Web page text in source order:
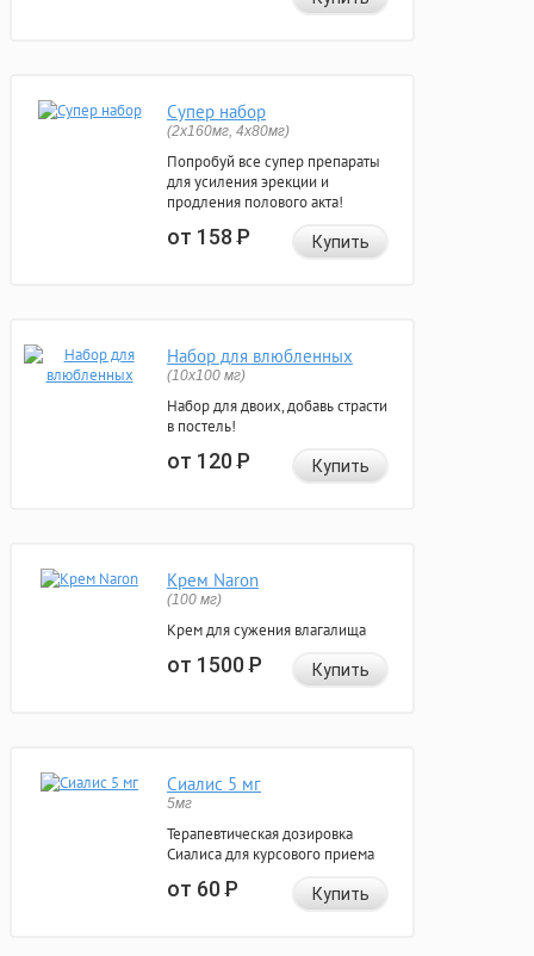
Супер набор
(2х160мг, 4х80мг)
Попробуй все супер препараты
для усиления эрекции и
продления полового акта!
от 158Р Купить
Набор для влюбленных
(10х100 мг)
Набор для двоих, добавь страсти
в постель!
от 120Р Купить
Крем Naron
(100 мг)
Крем для сужения влагалища
от 1500Р Купить
Сиалис 5 мг
5мг
Терапевтическая дозировка
Сиалиса для курсового приема
от 60Р Купить